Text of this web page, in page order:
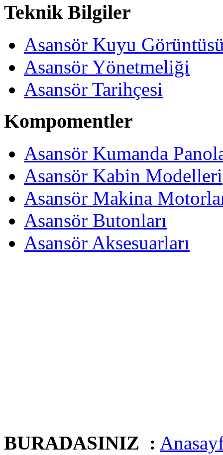
Teknik Bilgiler
Asansör Kuyu
Asansör Yönetmeliği
Asansör Tarihçesi
Kompomentler
Asansör Kumanda
Asansör Kabin Modelleri
Asansör Makina
Asansör Butonları
Asansör Aksesuarları
BURADASINIZ :